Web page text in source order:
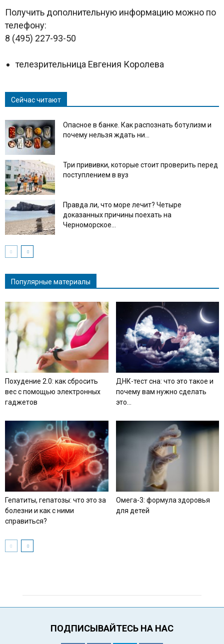
Получить дополнительную информацию можно по
телефону:
8 (495) 227-93-50
телезрительница Евгения Королева
Сейчас читают
Опасное в банке. Как распознать ботулизм и
почему нельзя ждать ни...
Три прививки, которые стоит проверить перед
поступлением в вуз
Правда ли, что море лечит? Четыре
доказанных причины поехать на
Черноморское...
Популярные материалы
Похудение 2.0: как сбросить
вес с помощью электронных
гаджетов
ДНК-тест сна: что это такое и
почему вам нужно сделать
это...
Гепатиты, гепатозы: что это за
болезни и как с ними
справиться?
Омега-3: формула здоровья
для детей
ПОДПИСЫВАЙТЕСЬ НА НАС